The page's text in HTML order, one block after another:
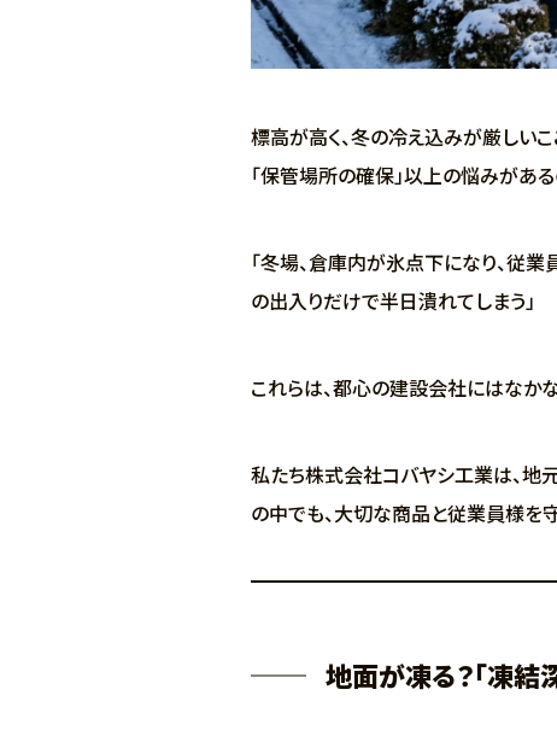
標高が高く、冬の冷え込みが厳しい
「保管場所の確保」以上の悩みがある
「冬場、倉庫内が氷点下になり、従
の出入りだけで半日潰れてしまう」
これらは、都心の建設会社にはなか
私たち株式会社コバヤシ工業は、地
の中でも、大切な商品と従業員様を
地面が凍る？「凍結